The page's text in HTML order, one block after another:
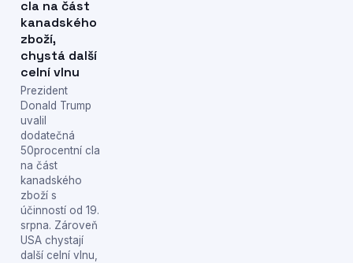
cla na část
kanadského
zboží,
chystá další
celní vlnu
Prezident
Donald Trump
uvalil
dodatečná
50procentní cla
na část
kanadského
zboží s
účinností od 19.
srpna. Zároveň
USA chystají
další celní vlnu,